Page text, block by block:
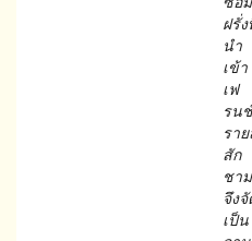
ฝรั่
นำ
เข้า
เฟ
รน
รา
สัก
ชาม
จึง
เป็น